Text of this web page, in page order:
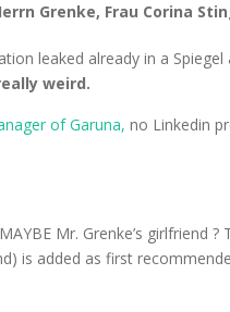
Grenke, Frau Corina
leaked already in a
weird.
of Garuna, no Linkedin
Mr. Grenke’s
is added as first